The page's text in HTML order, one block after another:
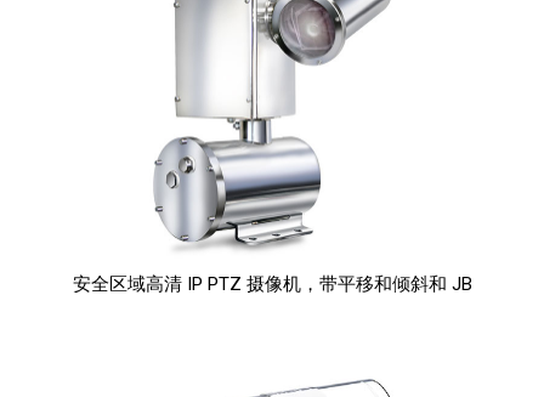
安全区域高清 IP PTZ 摄像机，带平移和倾斜和 JB